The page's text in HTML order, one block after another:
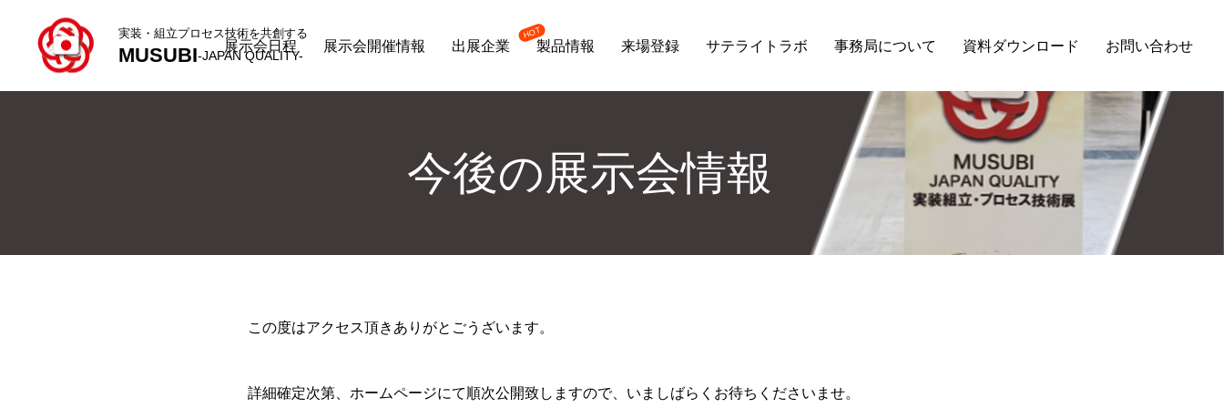
実装・組立プロセス技術を共創する
MUSUBI-JAPAN QUALITY-
展示会日程 展示会開催情報 出展企業 製品情報 来場登録 サテライトラボ 事務局について 資料ダウンロード お問い合わせ
今後の展示会情報
この度はアクセス頂きありがとごうざいます。
詳細確定次第、ホームページにて順次公開致しますので、いましばらくお待ちくださいませ。